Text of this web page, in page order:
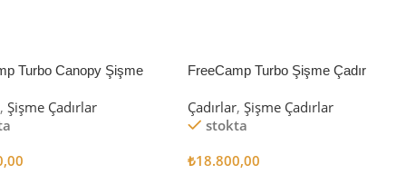
Turbo Canopy Şişme
, Şişme Çadırlar
FreeCamp Turbo Şişme Çadır
Çadırlar, Şişme Çadırlar
stokta
₺18.800,00